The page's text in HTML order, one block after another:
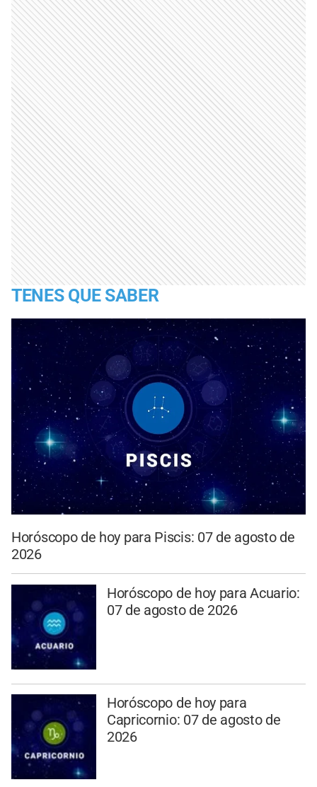
TENES QUE SABER
Horóscopo de hoy para Piscis: 07 de agosto de
2026
Horóscopo de hoy para Acuario:
07 de agosto de 2026
Horóscopo de hoy para
Capricornio: 07 de agosto de
2026